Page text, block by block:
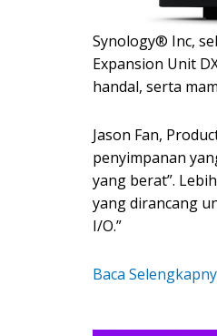
Synology® Inc,
Expansion Unit
handal, serta
Jason Fan,
penyimpanan
yang berat”.
yang dirancang
I/O.”
Baca